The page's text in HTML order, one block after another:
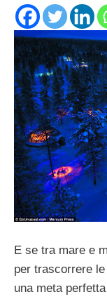
E se tra mare e
per trascorrere
una meta